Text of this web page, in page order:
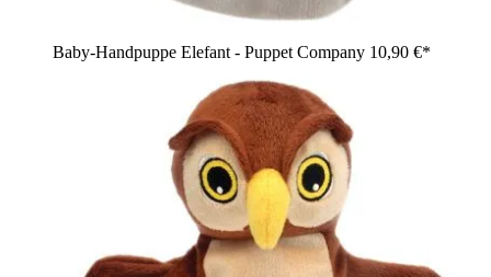
Baby-Handpuppe Elefant - Puppet Company 10,90 €*